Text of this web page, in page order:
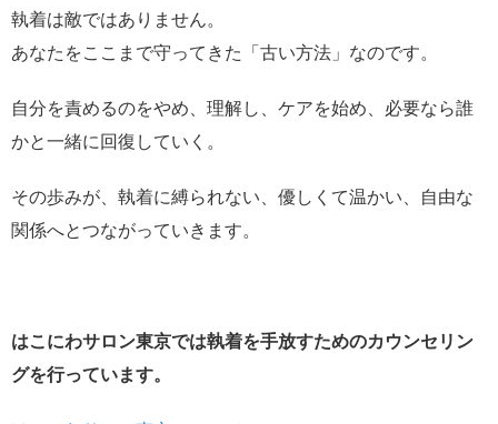
執着は敵ではありません。
あなたをここまで守ってきた「古い方法」なのです。
自分を責めるのをやめ、理解し、ケアを始め、必要なら誰
かと一緒に回復していく。
その歩みが、執着に縛られない、優しくて温かい、自由な
関係へとつながっていきます。
はこにわサロン東京では執着を手放すためのカウンセリン
グを行っています。